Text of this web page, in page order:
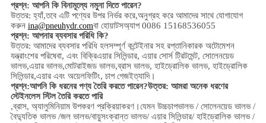
প্রশ্ন: আপনি কি বিনামূল্যে নমুনা দিতে পারেন?
উত্তর: হ্যাঁ,তবে এটি পণ্যের উপর নির্ভর করে,অনুগ্রহ করে আমাদের সাথে যোগাযোগ
করুন ina@pneuhydr.comবা হোয়াটসঅ্যাপ 0086 15168536055
প্রশ্ন: আপনার ব্যবসার পরিধি কি?
উত্তর: আমাদের ব্যবসার পরিধি হলসম্পূর্ণ কন্টেইনার সহ রপ্তানিকারক অটোমেশন
যন্ত্রাংশের পরিষেবা, এবং বিক্রিএয়ার সিলিন্ডার, এয়ার সোর্স ট্রিটমেন্ট, সোলেনয়েড
ভালভ,এয়ার ভালভ,মোটরাইজড ভালভ,ব্রাস ভালভ, হাইড্রোলিক ভালভ, হাইড্রোলিক
সিলিন্ডার,এয়ার এবং অয়েলফিটিং, চাপ গেজইত্যাদি।
প্রশ্ন:আপনি কি ধরনের পণ্য তৈরি করতে পারেন?উত্তর: আমরা অনেক ধরণের
স্টেইনলেস স্টিল তৈরি করতে পারি
,ব্রাস, অ্যালুমিনিয়াম উপকরণ প্রক্রিয়াকরণ।যেমন উচ্চচাপভালভ / সোলেনয়েড ভালভ /
বৈদ্যুতিক ভালভ /জল ভালভ/বায়ুসংক্রান্ত ভালভ/ এয়ার সিলিন্ডার/ হাইড্রোলিক ভালভ /